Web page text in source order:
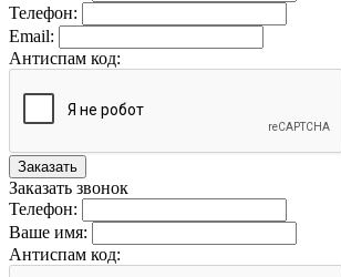
Телефон:
Email:
Антиспам код:
Заказать
Заказать звонок
Телефон:
Ваше имя:
Антиспам код: